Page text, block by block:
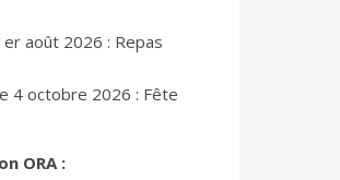
août 2026 : Repas
4 octobre 2026 : Fête
ORA :